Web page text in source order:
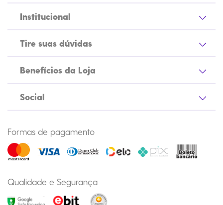
Institucional
Tire suas dúvidas
Benefícios da Loja
Social
Formas de pagamento
Qualidade e Segurança